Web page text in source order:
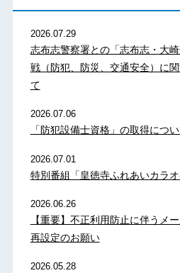
2026.07.29
志布志警察署との「志布志・大
戦（防犯、防災、交通安全）に
て
2026.07.06
「防犯設備士資格」の取得につ
2026.07.01
特別番組「皇徳寺ふれあいカラオ
2026.06.26
【重要】不正利用防止に伴うメ
再設定のお願い
2026.05.28